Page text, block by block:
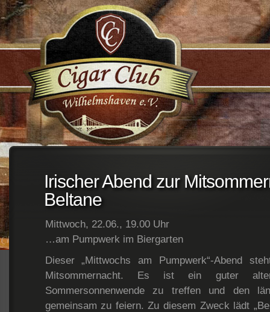
;
Irischer Abend zur
Beltane
Mittwoch, 22.06., 19.00 Uhr
…am Pumpwerk im Biergarten
Dieser „Mittwochs am Pumpwerk“-Abend
Mitsommernacht. Es ist ein guter
Sommersonnenwende zu treffen und den
gemeinsam zu feiern. Zu diesem Zweck lädt